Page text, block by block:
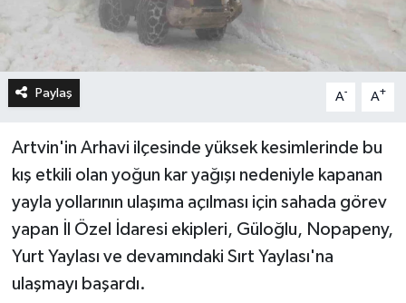
Paylaş A- A+
Artvin'in Arhavi ilçesinde yüksek kesimlerinde bu
kış etkili olan yoğun kar yağışı nedeniyle kapanan
yayla yollarının ulaşıma açılması için sahada görev
yapan İl Özel İdaresi ekipleri, Güloğlu, Nopapeny,
Yurt Yaylası ve devamındaki Sırt Yaylası'na
ulaşmayı başardı.